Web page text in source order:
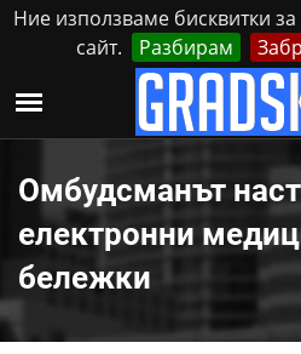
Ние използваме бисквитки
сайт.
Разбирам
Неделя, 9 Август, 2026
Омбудсманът
електронни
бележки